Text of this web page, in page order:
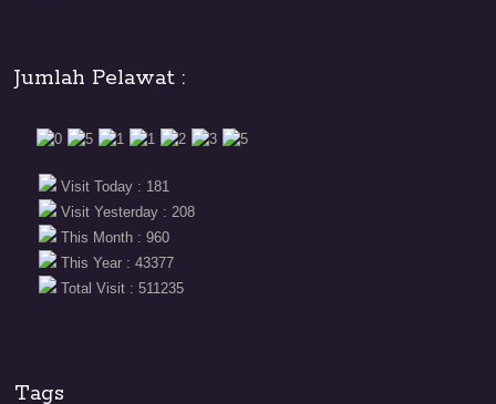
Jumlah Pelawat :
Visit Today : 181
Visit Yesterday : 208
This Month : 960
This Year : 43377
Total Visit : 511235
Tags